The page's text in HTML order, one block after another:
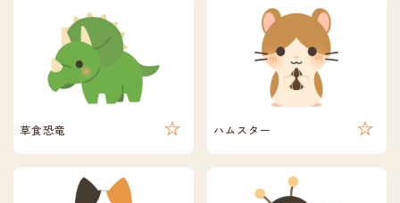
草食恐竜 ハムスター